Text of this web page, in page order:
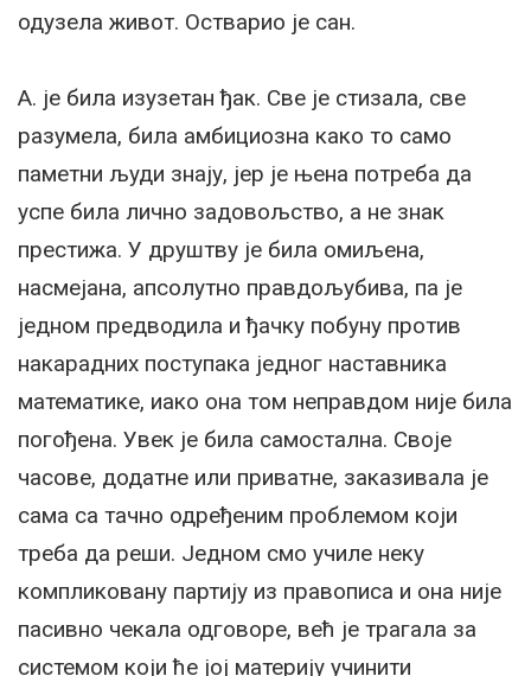
одузела живот. Остварио је сан.
А. је била изузетан ђак. Све је стизала, све
разумела, била амбициозна како то само
паметни људи знају, јер је њена потреба да
успе била лично задовољство, а не знак
престижа. У друштву је била омиљена,
насмејана, апсолутно правдољубива, па је
једном предводила и ђачку побуну против
накарадних поступака једног наставника
математике, иако она том неправдом није била
погођена. Увек је била самостална. Своје
часове, додатне или приватне, заказивала је
сама са тачно одређеним проблемом који
треба да реши. Једном смо училе неку
компликовану партију из правописа и она није
пасивно чекала одговоре, већ је трагала за
системом који ће јој материју учинити